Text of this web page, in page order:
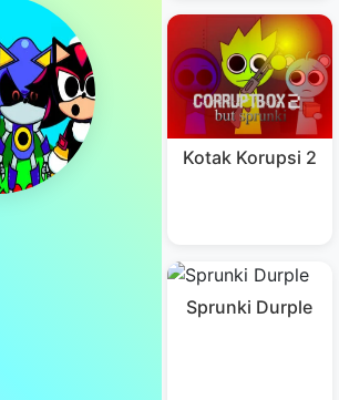
Kotak Korupsi 2
Sprunki Durple